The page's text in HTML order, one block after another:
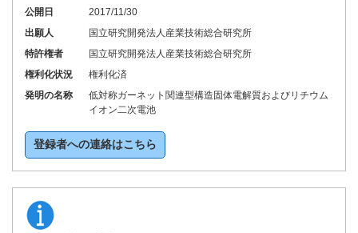
公開日
2017/11/30
出願人
国立研究開発法人産業技術総合研究所
特許権者
国立研究開発法人産業技術総合研究所
権利化状況
権利化済
発明の名称
低対称ガーネット関連型構造固体電解質およびリチウム
イオン二次電池
登録者への連絡はこちら